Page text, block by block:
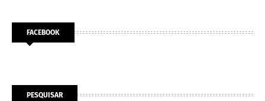
FACEBOOK
PESQUISAR